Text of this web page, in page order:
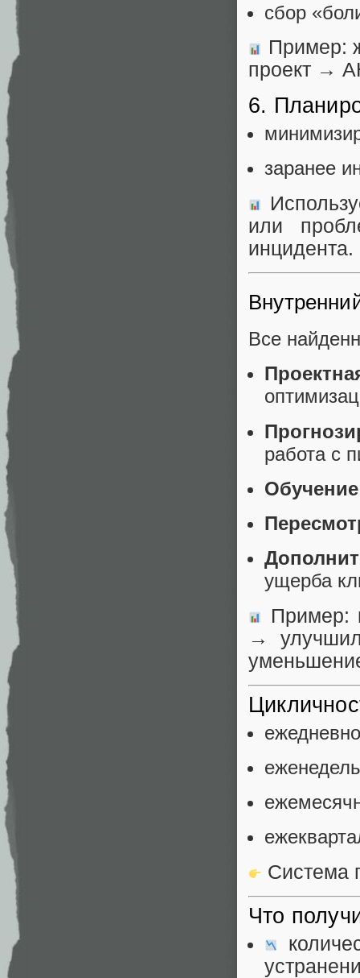
сбор
Пример:
проект →
6.
заранее
или
инцидента.
Все
работа с
Обучение
ущерба
Пример:
→
Система
Что